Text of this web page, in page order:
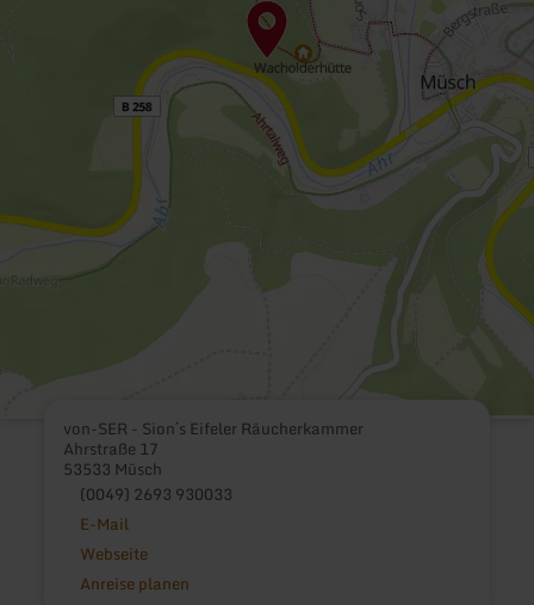
von-SER - Sion´s Eifeler Räucherkammer
Ahrstraße 17
53533 Müsch
(0049) 2693 930033
E-Mail
Webseite
Anreise planen